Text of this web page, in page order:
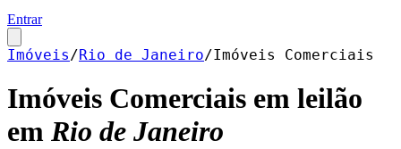
Entrar
Imóveis/Rio de Janeiro/Imóveis Comerciais
Imóveis Comerciais em leilão
em Rio de Janeiro